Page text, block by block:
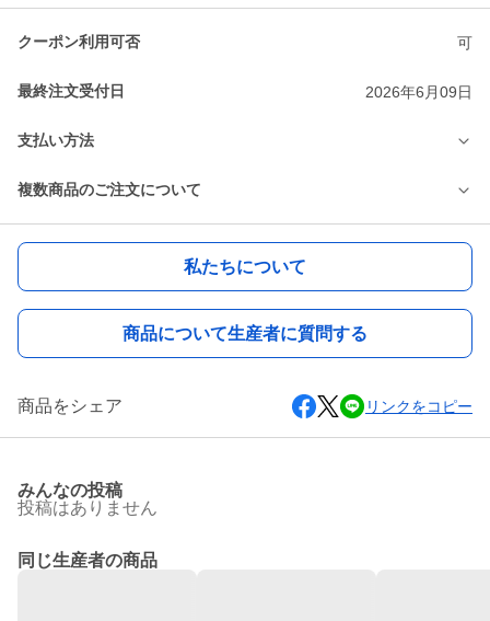
クーポン利用可否 可
最終注文受付日 2026年6月09日
支払い方法
複数商品のご注文について
私たちについて
商品について生産者に質問する
商品をシェア リンクをコピー
みんなの投稿
投稿はありません
同じ生産者の商品